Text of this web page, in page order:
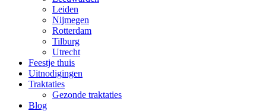
Leiden
Nijmegen
Rotterdam
Tilburg
Utrecht
Feestje thuis
Uitnodigingen
Traktaties
Gezonde traktaties
Blog